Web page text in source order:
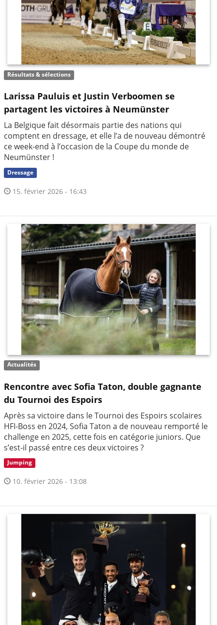
Résultats & sélections
Larissa Pauluis et Justin Verboomen se
partagent les victoires à Neumünster
La Belgique fait désormais partie des nations qui
comptent en dressage, et elle l’a de nouveau démontré
ce week-end à l’occasion de la Coupe du monde de
Neumünster !
Dressage
15. février 2026 - 16:43
Actualités
Rencontre avec Sofia Taton, double gagnante
du Tournoi des Espoirs
Après sa victoire dans le Tournoi des Espoirs scolaires
HFI-Boss en 2024, Sofia Taton a de nouveau remporté le
challenge en 2025, cette fois en catégorie juniors. Que
s’est-il passé entre ces deux victoires ?
Jumping
10. février 2026 - 13:08